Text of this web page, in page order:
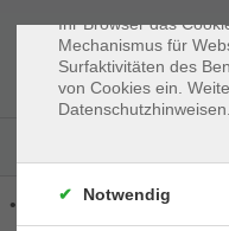
• 13:00 – 17:00 Uhr
Ihr Browser das
Mechanismus für
Surfaktivitäten des
von Cookies ein.
Datenschutzhinweisen.
Notwendig